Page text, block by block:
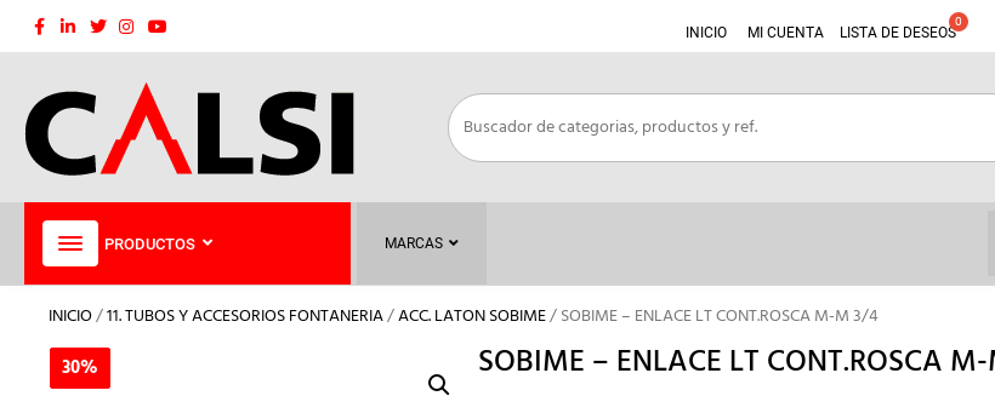
Saltar
INICIO MI CUENTA LISTA DE DESEOS
PRODUCTOS MARCAS
INICIO/11. TUBOS Y ACCESORIOS FONTANERIA/ACC. LATON SOBIME/ SOBIME – ENLACE LT CONT.ROSCA M-M 3/4
30% SOBIME – ENLACE LT CONT.ROSCA
30%